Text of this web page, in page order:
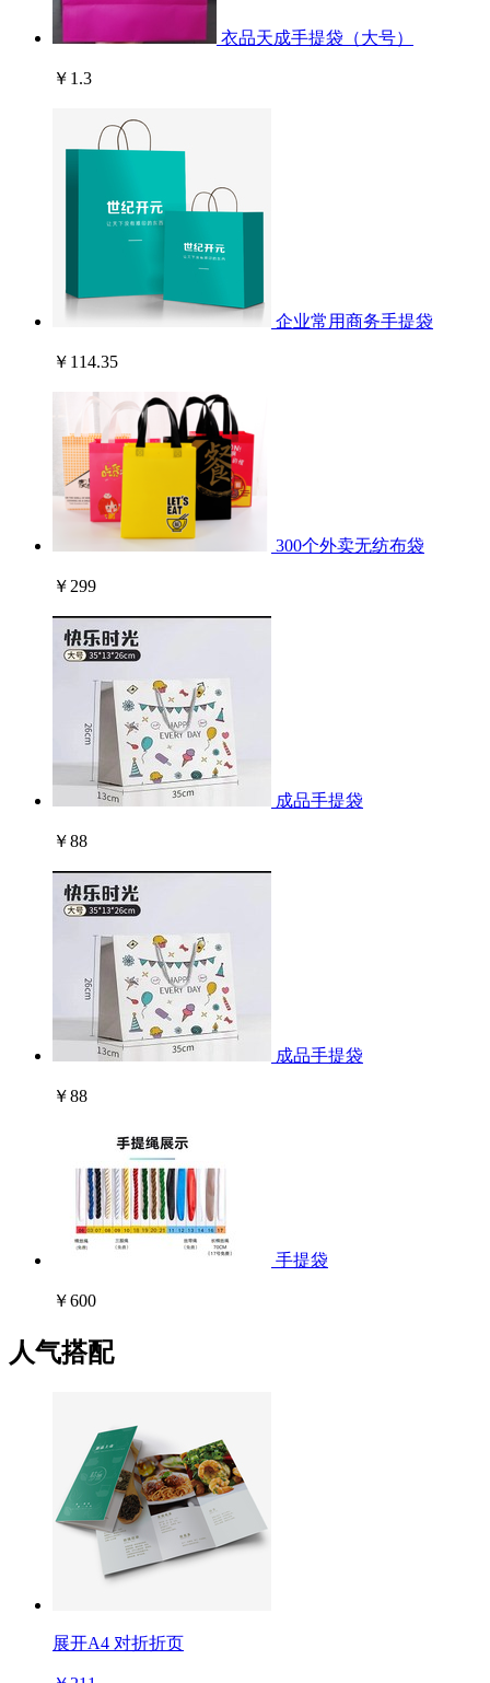
衣品天成手提袋（大号）
￥1.3
企业常用商务手提袋
￥114.35
300个外卖无纺布袋
￥299
成品手提袋
￥88
成品手提袋
￥88
手提袋
￥600
人气搭配
展开A4 对折折页